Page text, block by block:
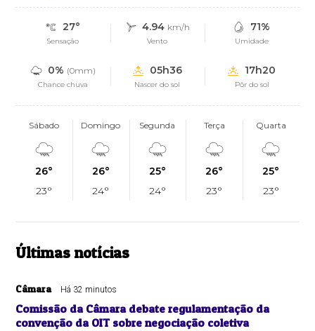
27°
Sensação
4.94 km/h
Vento
71%
Umidade
0% (0mm)
Chance chuva
05h36
Nascer do sol
17h20
Pôr do sol
Sábado
26°
23°
Domingo
26°
24°
Segunda
25°
24°
Terça
26°
23°
Quarta
25°
23°
Últimas notícias
Câmara Há 32 minutos
Comissão da Câmara debate regulamentação da
convenção da OIT sobre negociação coletiva